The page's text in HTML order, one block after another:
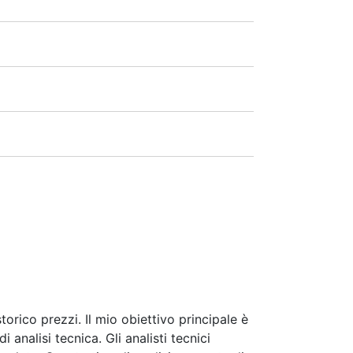
quantità. Durante il calcolo
il calcolo di un adeguamento, una
prezzi. Il mio obiettivo principale è
analisi tecnica. Gli analisti tecnici